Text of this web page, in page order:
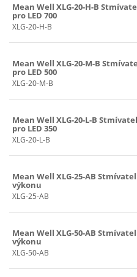
Mean Well XLG-20-H-B
pro LED 700
XLG-20-H-B
Mean Well XLG-20-M-B
pro LED 500
XLG-20-M-B
Mean Well XLG-20-L-B
pro LED 350
XLG-20-L-B
Mean Well XLG-25-AB
výkonu
XLG-25-AB
Mean Well XLG-50-AB
výkonu
XLG-50-AB